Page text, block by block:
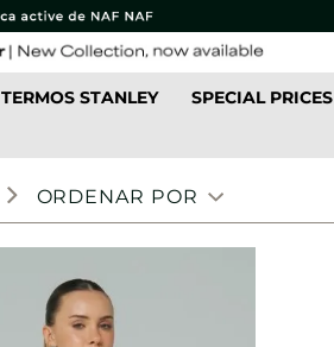
TERMOS STANLEY SPECIAL PRICES
ORDENAR POR